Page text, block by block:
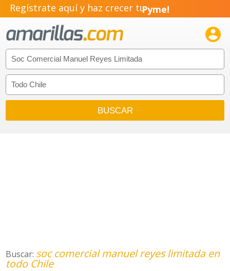
Regístrate aquí y haz crecer tuPyme!
Emprendimiento!

Buscar: soc comercial manuel reyes limitada en
todo Chile